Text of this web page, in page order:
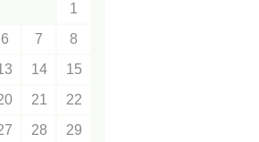
1
6 7
8
14
15
21
22
28
29